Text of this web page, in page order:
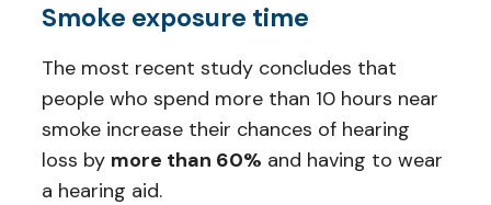
Smoke exposure time
The most recent study concludes that
people who spend more than 10 hours near
smoke increase their chances of hearing
loss by more than 60% and having to wear
a hearing aid.